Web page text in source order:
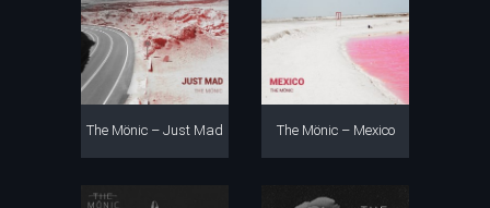
The Mönic – Just Mad The Mönic – Mexico